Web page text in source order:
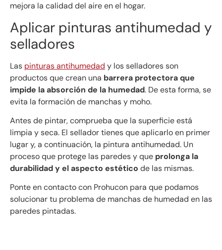
mejora la calidad del aire en el hogar.
Aplicar pinturas antihumedad y
selladores
Las pinturas antihumedad y los selladores son
productos que crean una barrera protectora que
impide la absorción de la humedad. De esta forma, se
evita la formación de manchas y moho.
Antes de pintar, comprueba que la superficie está
limpia y seca. El sellador tienes que aplicarlo en primer
lugar y, a continuación, la pintura antihumedad. Un
proceso que protege las paredes y que prolonga la
durabilidad y el aspecto estético de las mismas.
Ponte en contacto con Prohucon para que podamos
solucionar tu problema de manchas de humedad en las
paredes pintadas.